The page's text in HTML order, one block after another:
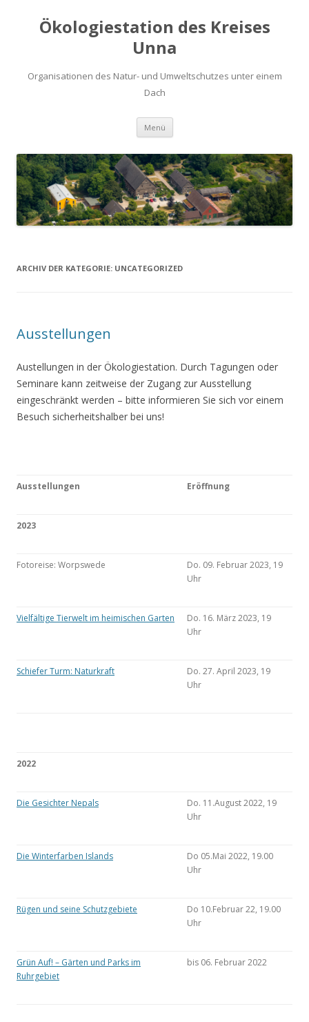
Ökologiestation des Kreises
Unna
Organisationen des Natur- und Umweltschutzes unter einem
Dach
Menü Zum
springen
ARCHIV DER KATEGORIE: UNCATEGORIZED
Ausstellungen
Austellungen in der Ökologiestation. Durch Tagungen oder
Seminare kann zeitweise der Zugang zur Ausstellung
eingeschränkt werden – bitte informieren Sie sich vor einem
Besuch sicherheitshalber bei uns!
Ausstellungen Eröffnung
2023
Fotoreise: Worpswede
Do. 09. Februar 2023, 19
Uhr
Vielfältige Tierwelt im heimischen Garten
Do. 16. März 2023, 19
Uhr
Schiefer Turm: Naturkraft
Do. 27. April 2023, 19
Uhr
2022
Die Gesichter Nepals
Do. 11.August 2022, 19
Uhr
Die Winterfarben Islands
Do 05.Mai 2022, 19.00
Uhr
Rügen und seine Schutzgebiete
Do 10.Februar 22, 19.00
Uhr
Grün Auf! – Gärten und Parks im
Ruhrgebiet
bis 06. Februar 2022